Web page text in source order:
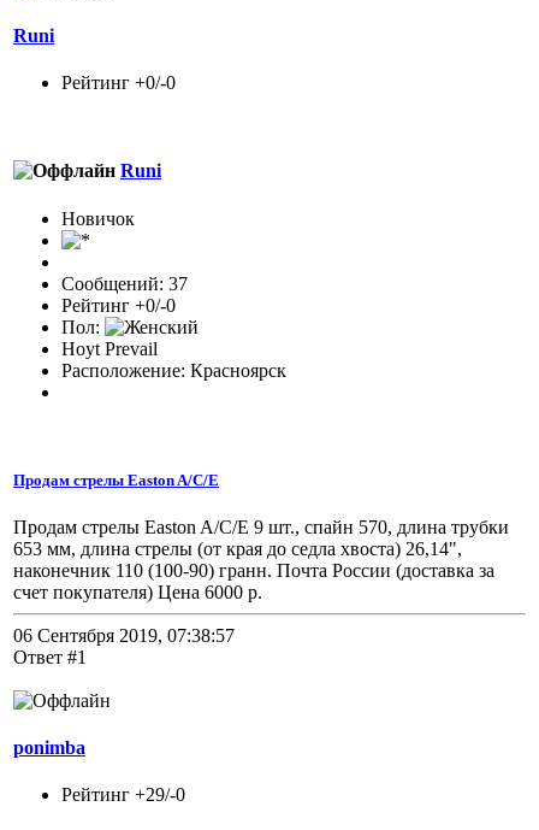
Runi
Рейтинг +0/-0
Runi
Новичок
Сообщений: 37
Рейтинг +0/-0
Пол:
Hoyt Prevail
Расположение: Красноярск
Продам стрелы Easton A/C/E
Продам стрелы Easton A/C/E 9 шт., спайн 570, длина трубки
653 мм, длина стрелы (от края до седла хвоста) 26,14",
наконечник 110 (100-90) гранн. Почта России (доставка за
счет покупателя) Цена 6000 р.
06 Сентября 2019, 07:38:57
Ответ #1
ponimba
Рейтинг +29/-0